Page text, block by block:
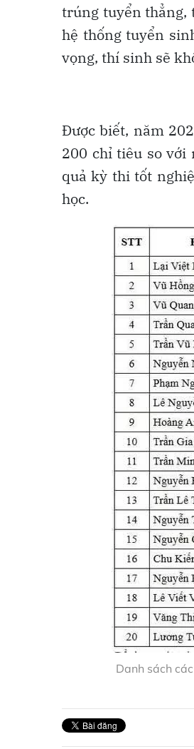
trúng tuyển thẳng,
hệ thống tuyển
vọng, thí sinh sẽ
Được biết, năm
200 chỉ tiêu so với
quả kỳ thi tốt
học.
Danh sách